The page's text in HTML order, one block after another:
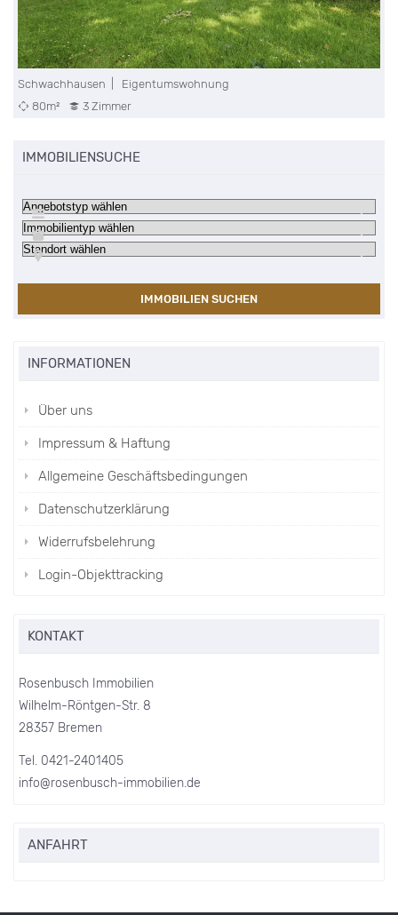
Schwachhausen | Eigentumswohnung
80m²
3 Zimmer
IMMOBILIENSUCHE
IMMOBILIEN SUCHEN
INFORMATIONEN
Über uns
Impressum & Haftung
Allgemeine Geschäftsbedingungen
Datenschutzerklärung
Widerrufsbelehrung
Login-Objekttracking
KONTAKT
Rosenbusch Immobilien
Wilhelm-Röntgen-Str. 8
28357 Bremen
Tel. 0421-2401405
info@rosenbusch-immobilien.de
ANFAHRT